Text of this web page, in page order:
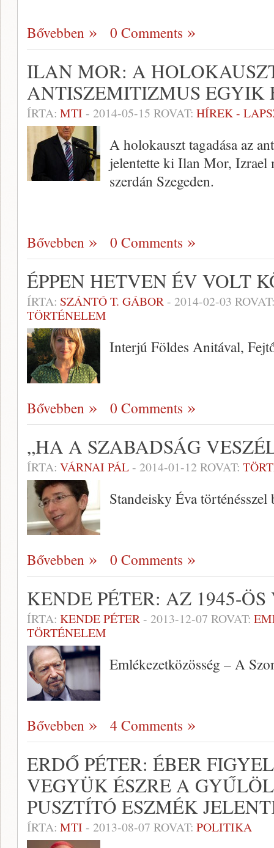
Bővebben 0 Comments
ILAN MOR: A
ANTISZEMITIZMUS EGYIK
ÍRTA: MTI - 2014-05-15 ROVAT: HÍREK -
A holokauszt tagadása az
jelentette ki Ilan Mor, Izrael
szerdán Szegeden.
Bővebben 0 Comments
ÉPPEN HETVEN ÉV VOLT
ÍRTA: SZÁNTÓ T. GÁBOR- 2014-02-03
TÖRTÉNELEM
Interjú Földes Anitával,
Bővebben 0 Comments
„HA A SZABADSÁG
ÍRTA: VÁRNAI PÁL- 2014-01-12 ROVAT:
Standeisky Éva történésszel
Bővebben 0 Comments
KENDE PÉTER: AZ 1945-
ÍRTA: KENDE PÉTER- 2013-12-07 ROVAT:
TÖRTÉNELEM
Emlékezetközösség – A
Bővebben 4 Comments
ERDŐ PÉTER: ÉBER
VEGYÜK ÉSZRE A
PUSZTÍTÓ ESZMÉK
ÍRTA: MTI - 2013-08-07 ROVAT: POLITIKA